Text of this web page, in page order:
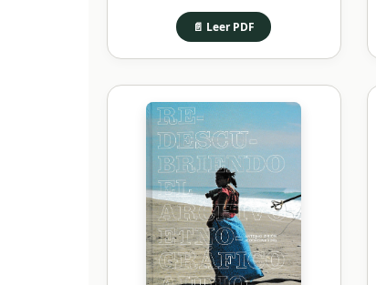
📄 Leer PDF